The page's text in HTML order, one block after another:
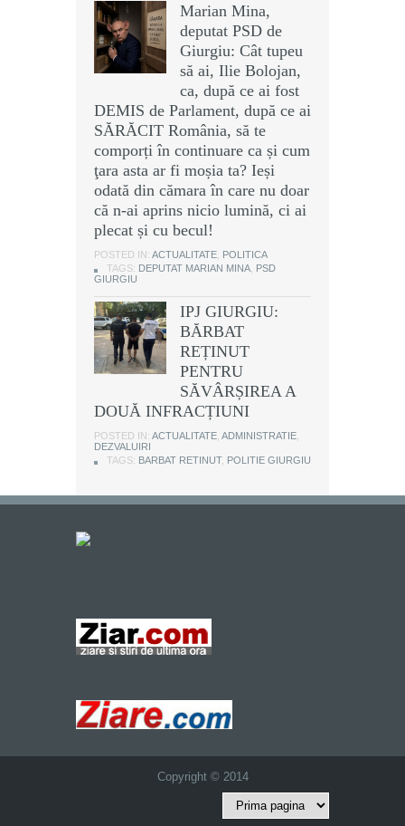
Marian Mina,
deputat PSD de
Giurgiu: Cât tupeu
să ai, Ilie Bolojan,
ca, după ce ai fost
DEMIS de Parlament, după ce ai
SĂRĂCIT România, să te
comporți în continuare ca și cum
ţara asta ar fi moșia ta? Ieși
odată din cămara în care nu doar
că n-ai aprins nicio lumină, ci ai
plecat și cu becul!
POSTED IN: ACTUALITATE POLITICA
TAGS: DEPUTAT MARIAN MINA PSD
GIURGIU
IPJ GIURGIU:
BĂRBAT
REȚINUT
PENTRU
SĂVÂRȘIREA A
DOUĂ INFRACȚIUNI
POSTED IN: ACTUALITATE ADMINISTRATIE
DEZVALUIRI
TAGS: BARBAT RETINUT, POLITIE GIURGIU
Copyright © 2014